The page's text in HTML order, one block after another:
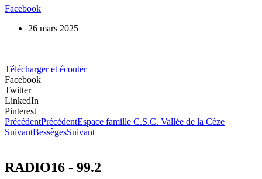
Facebook
26 mars 2025
Télécharger et écouter
Facebook
Twitter
LinkedIn
Pinterest
PrécédentPrécédentEspace famille C.S.C. Vallée de la Cèze
SuivantBessègesSuivant
RADIO16 - 99.2